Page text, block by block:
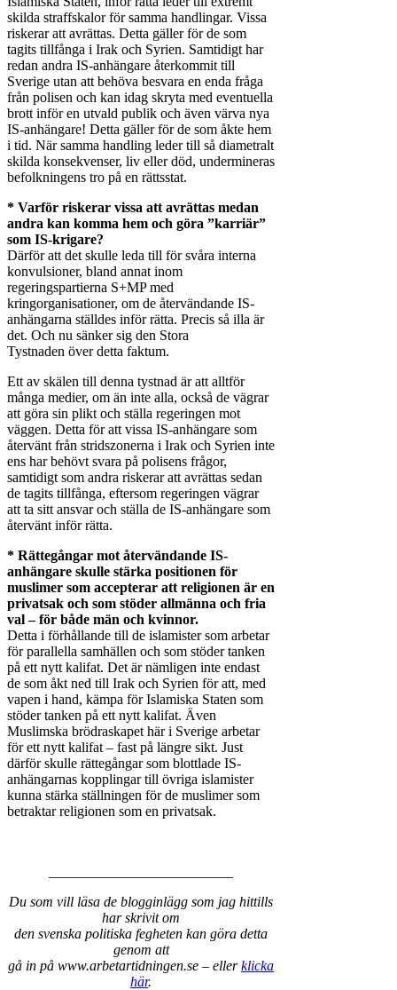
skilda straffskalor för samma handlingar. Vissa
riskerar att avrättas. Detta gäller för de som
tagits tillfånga i Irak och Syrien. Samtidigt har
redan andra IS-anhängare återkommit till
Sverige utan att behöva besvara en enda fråga
från polisen och kan idag skryta med eventuella
brott inför en utvald publik och även värva nya
IS-anhängare! Detta gäller för de som åkte hem
i tid. När samma handling leder till så diametralt
skilda konsekvenser, liv eller död, undermineras
befolkningens tro på en rättsstat.
* Varför riskerar vissa att avrättas medan
andra kan komma hem och göra ”karriär”
som IS-krigare?
Därför att det skulle leda till för svåra interna
konvulsioner, bland annat inom
regeringspartierna S+MP med
kringorganisationer, om de återvändande IS-
anhängarna ställdes inför rätta. Precis så illa är
det. Och nu sänker sig den Stora
Tystnaden över detta faktum.
Ett av skälen till denna tystnad är att alltför
många medier, om än inte alla, också de vägrar
att göra sin plikt och ställa regeringen mot
väggen. Detta för att vissa IS-anhängare som
återvänt från stridszonerna i Irak och Syrien inte
ens har behövt svara på polisens frågor,
samtidigt som andra riskerar att avrättas sedan
de tagits tillfånga, eftersom regeringen vägrar
att ta sitt ansvar och ställa de IS-anhängare som
återvänt inför rätta.
* Rättegångar mot återvändande IS-
anhängare skulle stärka positionen för
muslimer som accepterar att religionen är en
privatsak och som stöder allmänna och fria
val – för både män och kvinnor.
Detta i förhållande till de islamister som arbetar
för parallella samhällen och som stöder tanken
på ett nytt kalifat. Det är nämligen inte endast
de som åkt ned till Irak och Syrien för att, med
vapen i hand, kämpa för Islamiska Staten som
stöder tanken på ett nytt kalifat. Även
Muslimska brödraskapet här i Sverige arbetar
för ett nytt kalifat – fast på längre sikt. Just
därför skulle rättegångar som blottlade IS-
anhängarnas kopplingar till övriga islamister
kunna stärka ställningen för de muslimer som
betraktar religionen som en privatsak.
Du som vill läsa de blogginlägg som jag hittills
har skrivit om
den svenska politiska fegheten kan göra detta
genom att
gå in på www.arbetartidningen.se – ellerklicka
här.